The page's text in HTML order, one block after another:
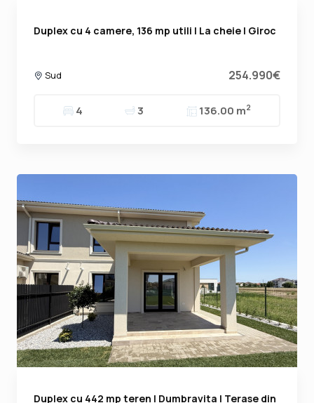
Duplex cu 4 camere, 136 mp utili | La cheie | Giroc
Sud 254.990€
4 3 136.00 m2
Duplex cu 442 mp teren | Dumbravita | Terase din